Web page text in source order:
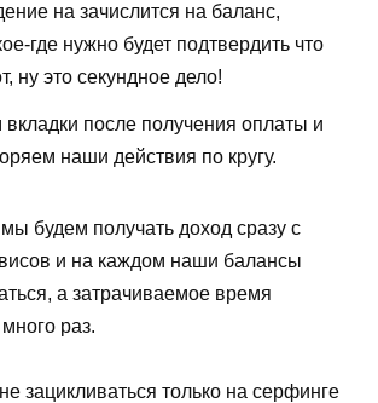
на зачислится на баланс,
где нужно будет подтвердить что
ну это секундное дело!
после получения оплаты и
наши действия по кругу.
будем получать доход сразу с
и на каждом наши балансы
а затрачиваемое время
раз.
зацикливаться только на серфинге